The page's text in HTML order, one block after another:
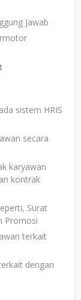
Jawab
sistem HRIS
secara
karyawan
kontrak
Surat
Promosi
terkait
dengan